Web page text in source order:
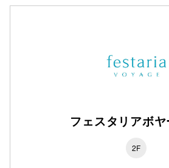
フェスタリアボヤ
2F